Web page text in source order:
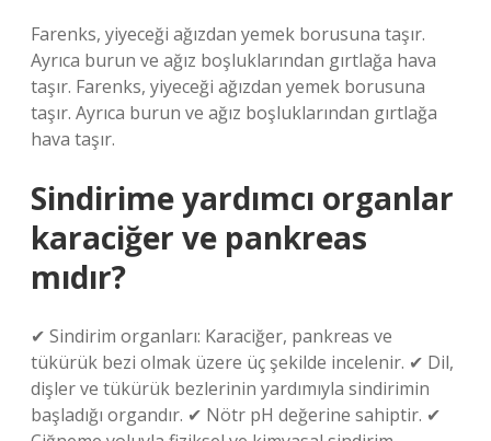
Farenks, yiyeceği ağızdan yemek borusuna taşır.
Ayrıca burun ve ağız boşluklarından gırtlağa hava
taşır. Farenks, yiyeceği ağızdan yemek borusuna
taşır. Ayrıca burun ve ağız boşluklarından gırtlağa
hava taşır.
Sindirime yardımcı organlar
karaciğer ve pankreas
mıdır?
✔ Sindirim organları: Karaciğer, pankreas ve
tükürük bezi olmak üzere üç şekilde incelenir. ✔ Dil,
dişler ve tükürük bezlerinin yardımıyla sindirimin
başladığı organdır. ✔ Nötr pH değerine sahiptir. ✔